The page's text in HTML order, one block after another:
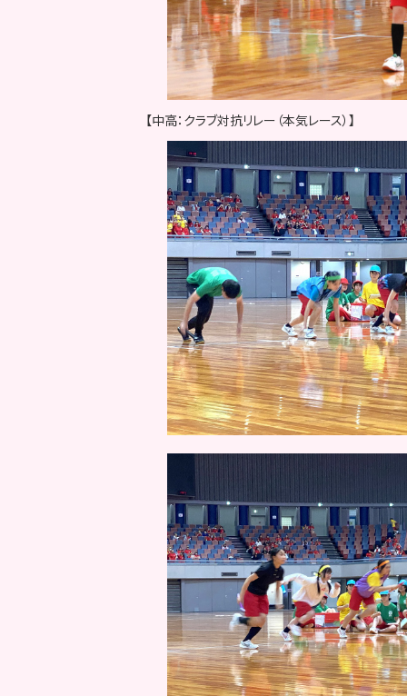
【中高：クラブ対抗リレー（本気レース）】